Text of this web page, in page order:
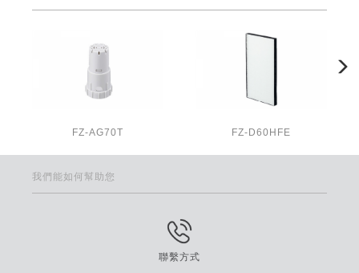
FZ-AG70T FZ-D60HFE
我們能如何幫助您
聯繫方式